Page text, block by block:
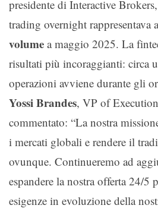
presidente di Interactive
trading overnight rappresentava
volume a maggio 2025. La
risultati più incoraggianti: circa
operazioni avviene durante gli
Yossi Brandes, VP of
commentato: “La nostra
i mercati globali e rendere il
ovunque. Continueremo ad
espandere la nostra offerta 24/5
esigenze in evoluzione della